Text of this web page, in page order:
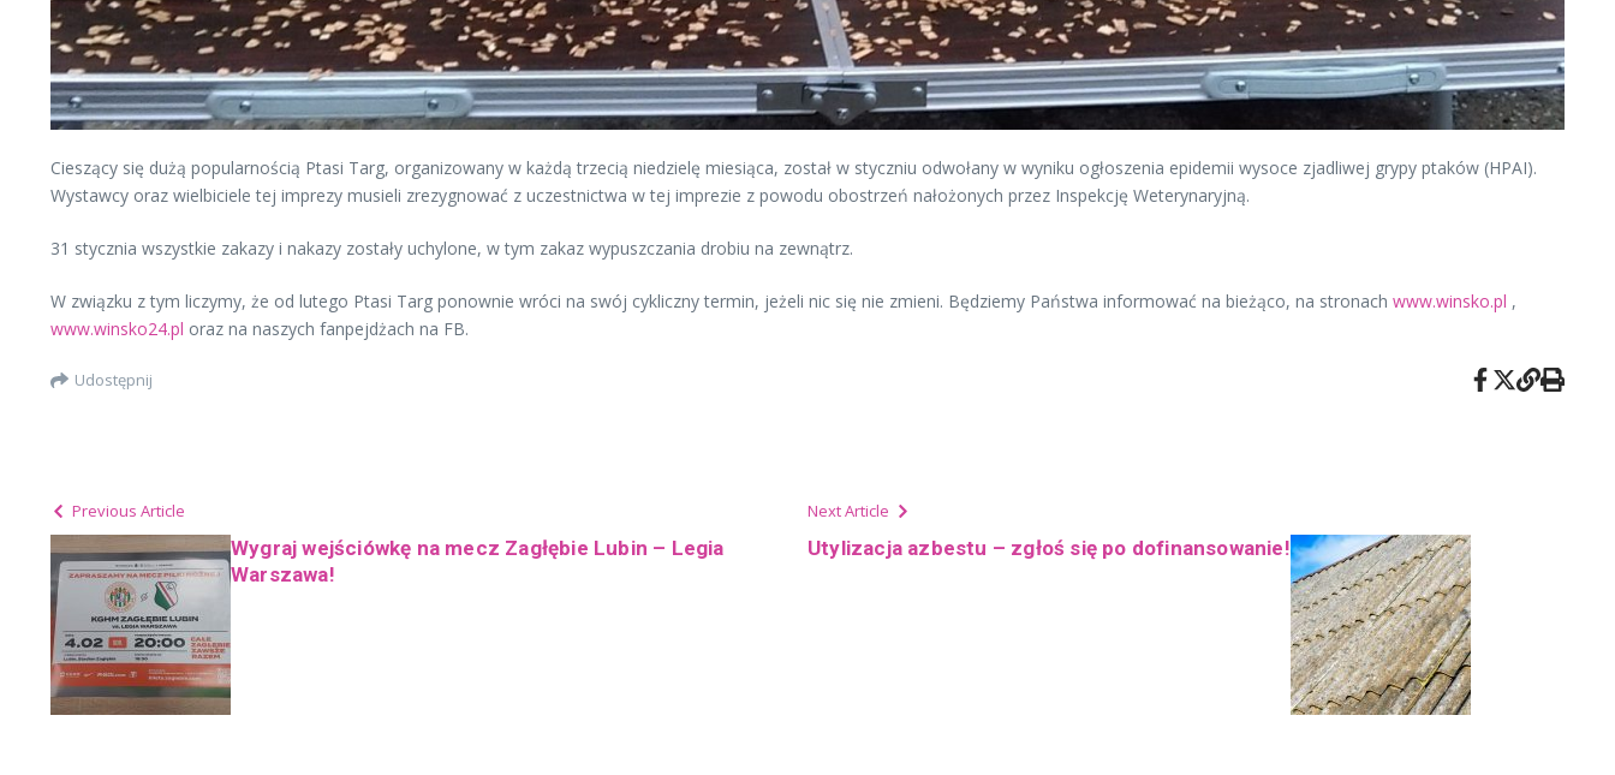
Cieszący się dużą popularnością Ptasi Targ, organizowany w każdą trzecią niedzielę miesiąca, został w styczniu odwołany w wyniku ogłoszenia epidemii wysoce zjadliwej grypy ptaków (HPAI).
Wystawcy oraz wielbiciele tej imprezy musieli zrezygnować z uczestnictwa w tej imprezie z powodu obostrzeń nałożonych przez Inspekcję Weterynaryjną.
31 stycznia wszystkie zakazy i nakazy zostały uchylone, w tym zakaz wypuszczania drobiu na zewnątrz.
W związku z tym liczymy, że od lutego Ptasi Targ ponownie wróci na swój cykliczny termin, jeżeli nic się nie zmieni. Będziemy Państwa informować na bieżąco, na stronach www.winsko.pl ,
www.winsko24.pl oraz na naszych fanpejdżach na FB.
Udostępnij
Previous Article
Wygraj wejściówkę na mecz Zagłębie Lubin – Legia
Warszawa!
Next Article
Utylizacja azbestu – zgłoś się po dofinansowanie!